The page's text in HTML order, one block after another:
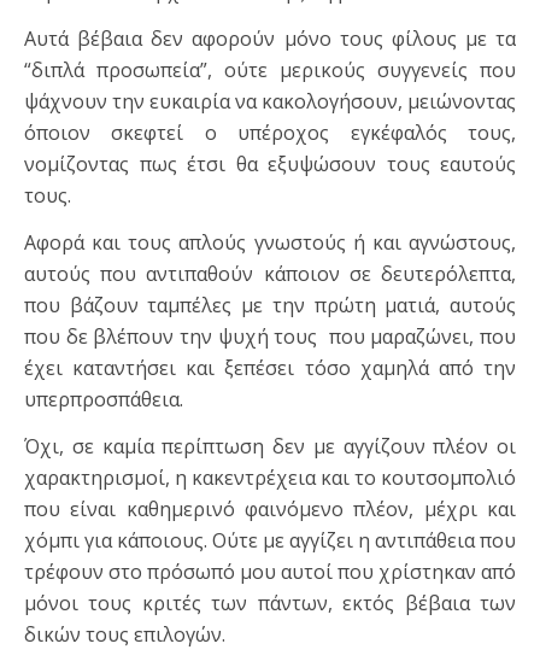
Αυτά βέβαια δεν αφορούν μόνο τους φίλους με τα
“διπλά προσωπεία”, ούτε μερικούς συγγενείς που
ψάχνουν την ευκαιρία να κακολογήσουν, μειώνοντας
όποιον σκεφτεί ο υπέροχος εγκέφαλός τους,
νομίζοντας πως έτσι θα εξυψώσουν τους εαυτούς
τους.
Αφορά και τους απλούς γνωστούς ή και αγνώστους,
αυτούς που αντιπαθούν κάποιον σε δευτερόλεπτα,
που βάζουν ταμπέλες με την πρώτη ματιά, αυτούς
που δε βλέπουν την ψυχή τους που μαραζώνει, που
έχει καταντήσει και ξεπέσει τόσο χαμηλά από την
υπερπροσπάθεια.
Όχι, σε καμία περίπτωση δεν με αγγίζουν πλέον οι
χαρακτηρισμοί, η κακεντρέχεια και το κουτσομπολιό
που είναι καθημερινό φαινόμενο πλέον, μέχρι και
χόμπι για κάποιους. Ούτε με αγγίζει η αντιπάθεια που
τρέφουν στο πρόσωπό μου αυτοί που χρίστηκαν από
μόνοι τους κριτές των πάντων, εκτός βέβαια των
δικών τους επιλογών.